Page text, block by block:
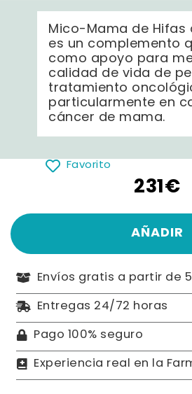
Mico-Mama de Hifas
es un complemento
como apoyo para
calidad de vida de
tratamiento
particularmente en
cáncer de mama.
Favorito
231€
AÑADIR
Envíos gratis a partir de
Entregas 24/72 horas
Pago 100% seguro
Experiencia real en la